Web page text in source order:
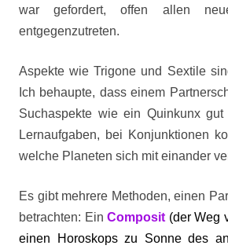
war gefordert, offen allen
entgegenzutreten.
Aspekte wie Trigone und Sextile
Ich behaupte, dass einem
Suchaspekte wie ein Quinkunx gut
Lernaufgaben, bei Konjunktionen
welche Planeten sich mit einander
Es gibt mehrere Methoden, einen
betrachten: Ein Composit (der Weg
einen Horoskops zu Sonne des